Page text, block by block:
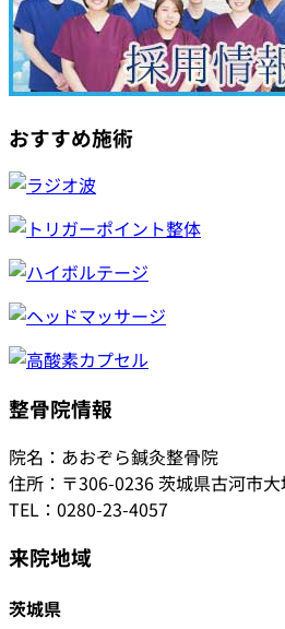
おすすめ施術
整骨院情報
院名：あおぞら鍼灸整骨院
住所：〒306-0236 茨城県古河市
TEL：0280-23-4057
来院地域
茨城県